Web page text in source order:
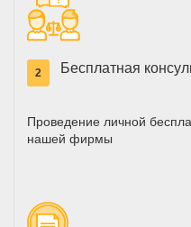
2 Бесплатная
Проведение личной
нашей фирмы